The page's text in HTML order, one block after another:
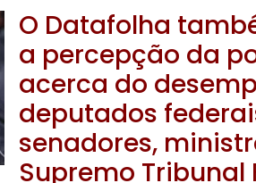
O Datafolha
a percepção da
acerca do
deputados
senadores,
Supremo Tribunal